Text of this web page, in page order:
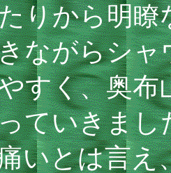
りから明瞭
ながらシャ
すく、奥布
ていきまし
とは言え